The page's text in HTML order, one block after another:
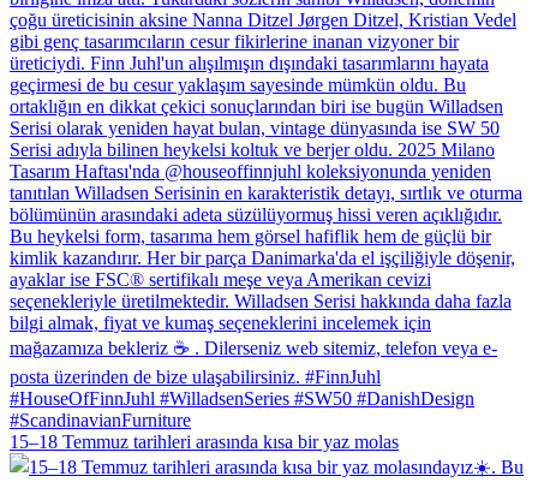
15–18 Temmuz tarihleri arasında kısa bir yaz molas